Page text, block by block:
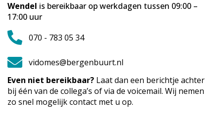
Wendel is bereikbaar op werkdagen tussen 09:00 –
17:00 uur
070 - 783 05 34
vidomes@bergenbuurt.nl
Even niet bereikbaar? Laat dan een berichtje achter
bij één van de collega’s of via de voicemail. Wij nemen
zo snel mogelijk contact met u op.